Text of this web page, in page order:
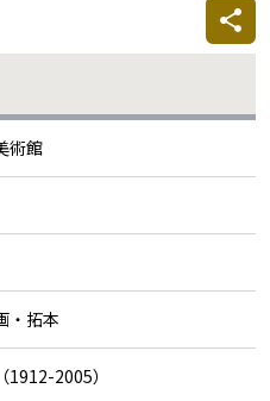
術館
・拓本
1912-2005）